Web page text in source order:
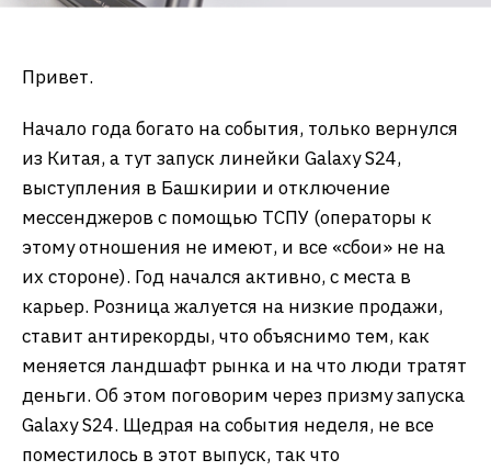
Привет.
Начало года богато на события, только вернулся
из Китая, а тут запуск линейки Galaxy S24,
выступления в Башкирии и отключение
мессенджеров с помощью ТСПУ (операторы к
этому отношения не имеют, и все «сбои» не на
их стороне). Год начался активно, с места в
карьер. Розница жалуется на низкие продажи,
ставит антирекорды, что объяснимо тем, как
меняется ландшафт рынка и на что люди тратят
деньги. Об этом поговорим через призму запуска
Galaxy S24. Щедрая на события неделя, не все
поместилось в этот выпуск, так что